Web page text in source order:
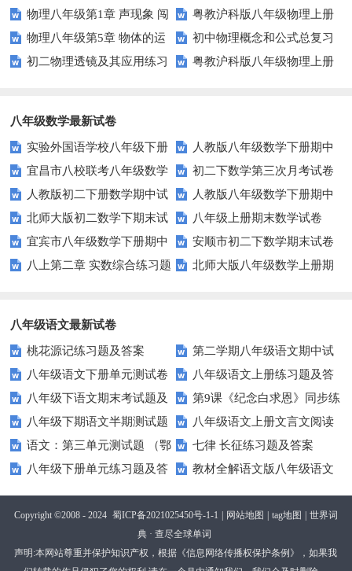
物理八年级第1章 声现象 闯
关测试A
粤教沪科版八年级物理上册
期末测试题及答案（B卷）
物理八年级第5章 物体的运
动 闯关测试A
初中物理概念和公式总复习
初二物理透镜及其应用练习
粤教沪科版八年级物理上册
八年级数学最新试卷
实验外国语学校八年级下册
数学试题
人教版八年级数学下册期中
复习题附答案
宜昌市八校联考八年级数学
试卷及答案
初二下数学第三次月考试卷
人教版初二下册数学期中试
题
人教版八年级数学下册期中
试卷
北师大版初二数学下期末试
卷及答案
八年级上册期末数学试卷
宜宾市八年级数学下册期中
试题华师大版
安顺市初二下数学期末试卷
及答案
八上第二章 实数综合练习题
北师大版八年级数学上册期
八年级语文最新试卷
桃花源记练习题及答案
第二学期八年级语文期中试
卷及答案
八年级语文下册单元测试卷
及答案全册
八年级语文上册练习题及答
案课课练
八年级下语文期末考试题及
答案
第9课《纪念白求恩》同步练
习2（语文版八上）
八年级下期语文半期测试题
(有答案)
八年级语文上册文言文阅读
练习题及答案
语文：第三单元测试题 （鄂
教版八年级上）
七律 长征练习题及答案
八年级下册单元练习题及答
案（全套）
教材全解语文版八年级语文
下册第四单元检测题及答案解析
Copyright ©2008 - 2024 蜀ICP备2021025450号-1-1 网站地图 tag地图
世界词
典 · 查尽全球单词
声明:本网站尊重并保护知识产权，根据《信息网络传播权保护条例》，如果我